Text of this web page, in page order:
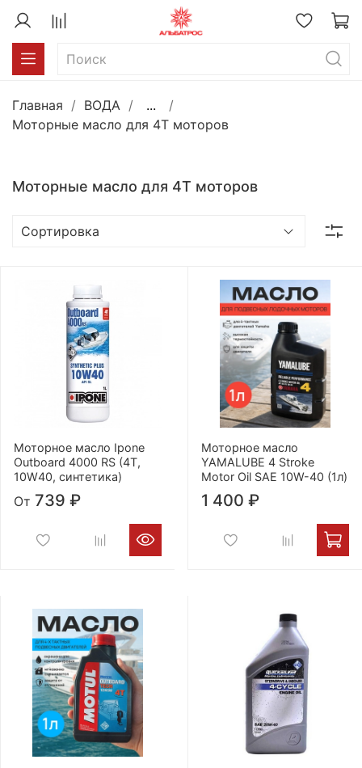
Главная ВОДА
...
Моторные масло для 4Т моторов
Моторные масло для 4Т моторов
Моторное масло Ipone
Outboard 4000 RS (4T,
10W40, синтетика)
От 739 ₽
Моторное масло
YAMALUBE 4 Stroke
Motor Oil SAE 10W-40 (1л)
1 400 ₽